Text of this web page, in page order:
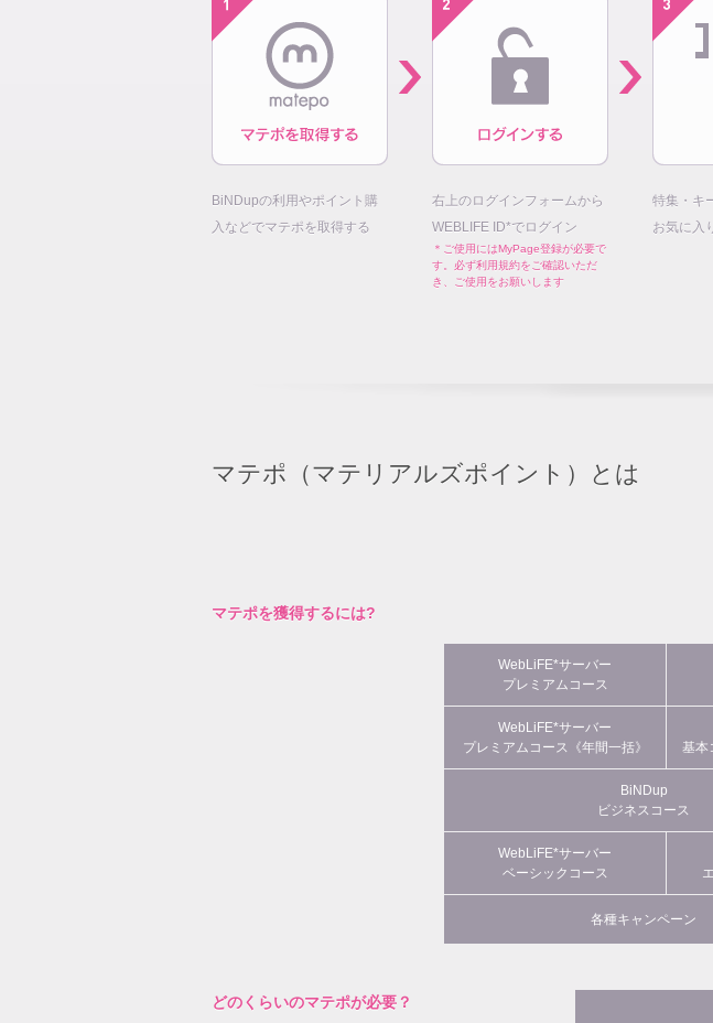
BiNDupの利用やポイント購
入などでマテポを取得する
右上のログインフォームから
WEBLIFE ID*でログイン
＊ご使用にはMyPage登録が必要で
す。必ず利用規約をご確認いただ
き、ご使用をお願いします
特集・キ
お気に入
マテポ（マテリアルズポイント）とは
マテポを獲得するには?
WebLiFE*サーバー
プレミアムコース
WebLiFE*サーバー
プレミアムコース《年間一括》
基本
BiNDup
ビジネスコース
WebLiFE*サーバー
ベーシックコース
各種キャンペーン
どのくらいのマテポが必要？